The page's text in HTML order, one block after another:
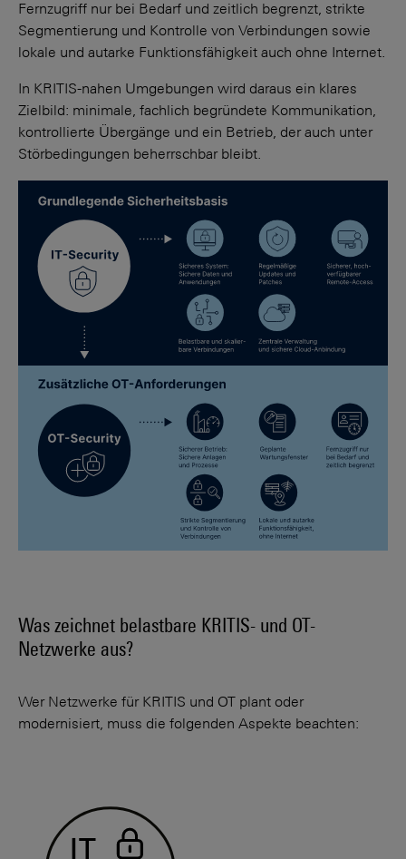
Fernzugriff nur bei Bedarf und zeitlich begrenzt, strikte
Segmentierung und Kontrolle von Verbindungen sowie
lokale und autarke Funktionsfähigkeit auch ohne Internet.
In KRITIS-nahen Umgebungen wird daraus ein klares
Zielbild: minimale, fachlich begründete Kommunikation,
kontrollierte Übergänge und ein Betrieb, der auch unter
Störbedingungen beherrschbar bleibt.
Was zeichnet belastbare KRITIS- und OT-
Netzwerke aus?
Wer Netzwerke für KRITIS und OT plant oder
modernisiert, muss die folgenden Aspekte beachten: